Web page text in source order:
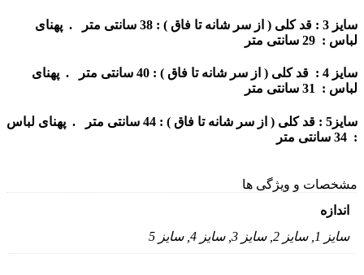
سایز 3 : قد کلی ( از سر شانه تا فاق ) : 38 سانتی متر . پهنای
لباس : 29 سانتی متر
سایز 4 : قد کلی ( از سر شانه تا فاق ) : 40 سانتی متر . پهنای
لباس : 31 سانتی متر
سایز5 : قد کلی ( از سر شانه تا فاق ) : 44 سانتی متر . پهنای لباس
: 34 سانتی متر
مشخصات و ویژگی ها
اندازه
سایز 1, سایز 2, سایز 3, سایز 4, سایز 5